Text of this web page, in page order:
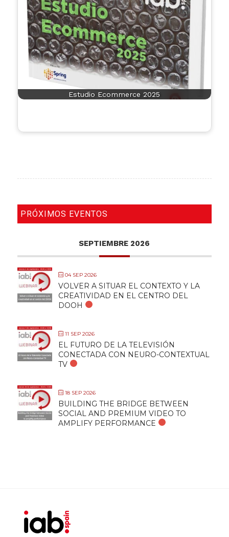
Estudio Ecommerce 2025
PRÓXIMOS EVENTOS
SEPTIEMBRE 2026
04 SEP 2026
VOLVER A SITUAR EL CONTEXTO Y LA
CREATIVIDAD EN EL CENTRO DEL
DOOH
11 SEP 2026
EL FUTURO DE LA TELEVISIÓN
CONECTADA CON NEURO-CONTEXTUAL
TV
18 SEP 2026
BUILDING THE BRIDGE BETWEEN
SOCIAL AND PREMIUM VIDEO TO
AMPLIFY PERFORMANCE